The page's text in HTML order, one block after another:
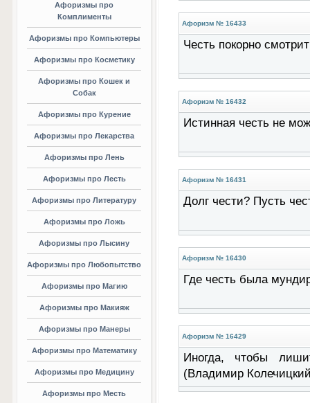
Афоризмы про
Комплименты
Афоризмы про Компьютеры
Афоризмы про Косметику
Афоризмы про Кошек и
Собак
Афоризмы про Курение
Афоризмы про Лекарства
Афоризмы про Лень
Афоризмы про Лесть
Афоризмы про Литературу
Афоризмы про Ложь
Афоризмы про Лысину
Афоризмы про Любопытство
Афоризмы про Магию
Афоризмы про Макияж
Афоризмы про Манеры
Афоризмы про Математику
Афоризмы про Медицину
Афоризмы про Месть
Афоризм № 16433
Честь покорно
Афоризм № 16432
Истинная честь не
Афоризм № 16431
Долг чести? Пусть
Афоризм № 16430
Где честь была
Афоризм № 16429
Иногда, чтобы
(Владимир